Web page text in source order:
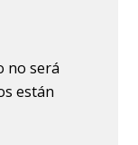
no será
están